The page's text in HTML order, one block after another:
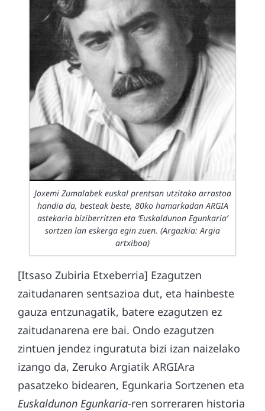
Joxemi Zumalabek euskal prentsan utzitako arrastoa
handia da, besteak beste, 80ko hamarkadan ARGIA
astekaria biziberritzen eta ‘Euskaldunon Egunkaria’
sortzen lan eskerga egin zuen. (Argazkia: Argia
artxiboa)
[Itsaso Zubiria Etxeberria] Ezagutzen
zaitudanaren sentsazioa dut, eta hainbeste
gauza entzunagatik, batere ezagutzen ez
zaitudanarena ere bai. Ondo ezagutzen
zintuen jendez inguratuta bizi izan naizelako
izango da, Zeruko Argiatik ARGIAra
pasatzeko bidearen, Egunkaria Sortzenen eta
Euskaldunon Egunkaria-ren sorreraren historia